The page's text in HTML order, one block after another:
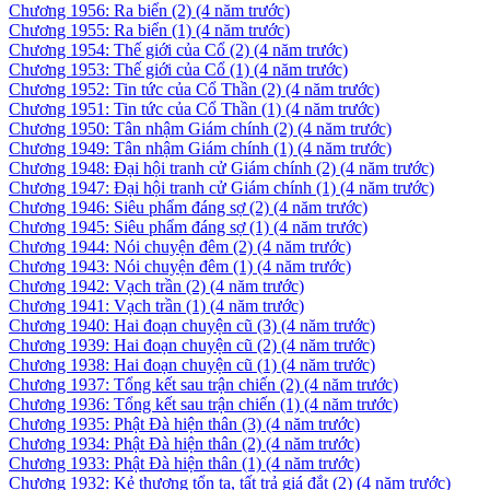
Chương 1956: Ra biển (2) (4 năm trước)
Chương 1955: Ra biển (1) (4 năm trước)
Chương 1954: Thế giới của Cổ (2) (4 năm trước)
Chương 1953: Thế giới của Cổ (1) (4 năm trước)
Chương 1952: Tin tức của Cổ Thần (2) (4 năm trước)
Chương 1951: Tin tức của Cổ Thần (1) (4 năm trước)
Chương 1950: Tân nhậm Giám chính (2) (4 năm trước)
Chương 1949: Tân nhậm Giám chính (1) (4 năm trước)
Chương 1948: Đại hội tranh cử Giám chính (2) (4 năm trước)
Chương 1947: Đại hội tranh cử Giám chính (1) (4 năm trước)
Chương 1946: Siêu phẩm đáng sợ (2) (4 năm trước)
Chương 1945: Siêu phẩm đáng sợ (1) (4 năm trước)
Chương 1944: Nói chuyện đêm (2) (4 năm trước)
Chương 1943: Nói chuyện đêm (1) (4 năm trước)
Chương 1942: Vạch trần (2) (4 năm trước)
Chương 1941: Vạch trần (1) (4 năm trước)
Chương 1940: Hai đoạn chuyện cũ (3) (4 năm trước)
Chương 1939: Hai đoạn chuyện cũ (2) (4 năm trước)
Chương 1938: Hai đoạn chuyện cũ (1) (4 năm trước)
Chương 1937: Tổng kết sau trận chiến (2) (4 năm trước)
Chương 1936: Tổng kết sau trận chiến (1) (4 năm trước)
Chương 1935: Phật Đà hiện thân (3) (4 năm trước)
Chương 1934: Phật Đà hiện thân (2) (4 năm trước)
Chương 1933: Phật Đà hiện thân (1) (4 năm trước)
Chương 1932: Kẻ thương tổn ta, tất trả giá đắt (2) (4 năm trước)